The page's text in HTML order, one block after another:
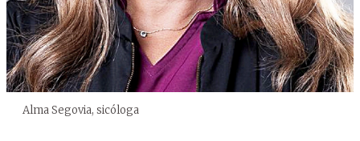
Alma Segovia, sicóloga